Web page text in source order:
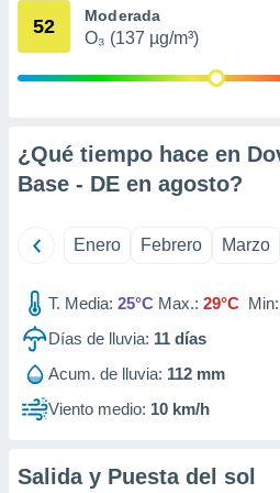
su
u
datos
en
de
un
o acceder
52 Moderada
O₃ (137 µg/m³)
¿Qué tiempo hace en
Base - DE en agosto?
Enero Febrero Marzo
T. Media: 25°C Max.: 29°C Min:
Días de lluvia: 11 días
Acum. de lluvia: 112 mm
Viento medio: 10 km/h
Salida y Puesta del sol